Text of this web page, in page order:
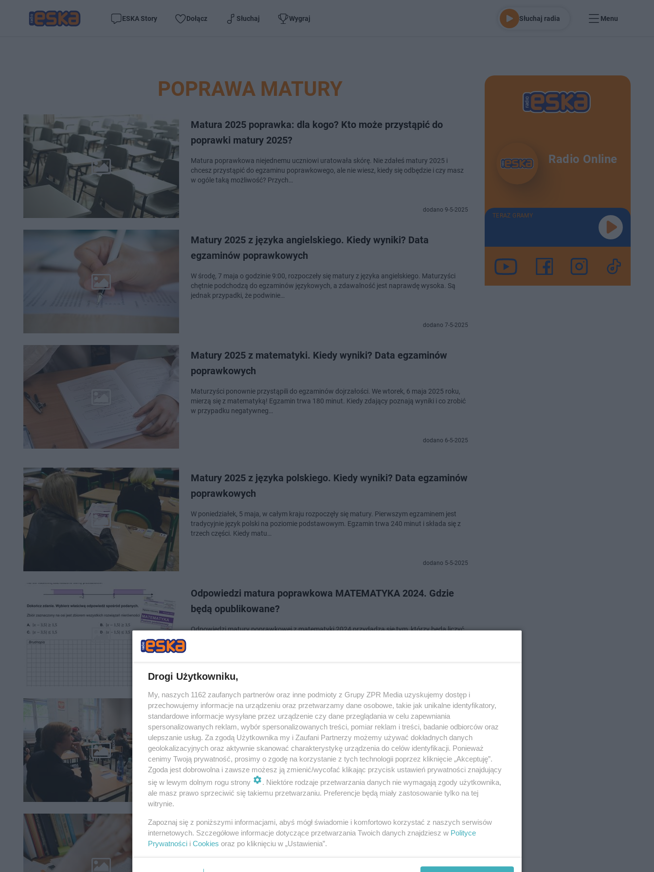
ESKA Story Dołącz Słuchaj Wygraj Słuchaj radia Menu
POPRAWA MATURY
Matura 2025 poprawka: dla kogo? Kto może przystąpić do
poprawki matury 2025?
Matura poprawkowa niejednemu uczniowi uratowała skórę. Nie zdałeś matury 2025 i
chcesz przystąpić do egzaminu poprawkowego, ale nie wiesz, kiedy się odbędzie i czy masz
w ogóle taką możliwość? Przych…
dodano 9-5-2025
Matury 2025 z języka angielskiego. Kiedy wyniki? Data
egzaminów poprawkowych
W środę, 7 maja o godzinie 9:00, rozpoczeły się matury z języka angielskiego. Maturzyści
chętnie podchodzą do egzaminów językowych, a zdawalność jest naprawdę wysoka. Są
jednak przypadki, że podwinie…
dodano 7-5-2025
Matury 2025 z matematyki. Kiedy wyniki? Data egzaminów
poprawkowych
Maturzyści ponownie przystąpili do egzaminów dojrzałości. We wtorek, 6 maja 2025 roku,
mierzą się z matematyką! Egzamin trwa 180 minut. Kiedy zdający poznają wyniki i co zrobić
w przypadku negatywneg…
dodano 6-5-2025
Matury 2025 z języka polskiego. Kiedy wyniki? Data egzaminów
poprawkowych
W poniedziałek, 5 maja, w całym kraju rozpoczęły się matury. Pierwszym egzaminem jest
tradycyjnie język polski na poziomie podstawowym. Egzamin trwa 240 minut i składa się z
trzech części. Kiedy matu…
dodano 5-5-2025
Odpowiedzi matura poprawkowa MATEMATYKA 2024. Gdzie
będą opublikowane?
Odpowiedzi matury poprawkowej z matematyki 2024 przydadzą się tym, którzy będą liczyć
Matura 2024 poprawka: dla kogo? Kto może przystąpić do
poprawki matury 2024?
Poprawka z matury 2024 to coś, co czeka maturzystów, którym nie uda się zdać egzaminu
dojrzałości za pierwszym podejściem. Przed nimi bardzo pracowite wakacje. Nie wszyscy
mogą jednak liczyć na drugą…
dodano 9-7-2024
Matura 2024 poprawka - kiedy jest? Ta data jest zbawieniem
dla uczniów
przygotowań. Nie da się ukryć, że temu wydarzeniu, towarzyszy ogromny stres. Chociaż
Radio Online
TERAZ GRAMY
Drogi Użytkowniku,
My, naszych 1162 zaufanych partnerów oraz inne podmioty z Grupy ZPR Media uzyskujemy dostęp i
przechowujemy informacje na urządzeniu oraz przetwarzamy dane osobowe, takie jak unikalne identyfikatory,
standardowe informacje wysyłane przez urządzenie czy dane przeglądania w celu zapewniania
spersonalizowanych reklam, wybór spersonalizowanych treści, pomiar reklam i treści, badanie odbiorców oraz
ulepszanie usług. Za zgodą Użytkownika my i Zaufani Partnerzy możemy używać dokładnych danych
geolokalizacyjnych oraz aktywnie skanować charakterystykę urządzenia do celów identyfikacji. Ponieważ
cenimy Twoją prywatność, prosimy o zgodę na korzystanie z tych technologii poprzez kliknięcie „Akceptuję”.
Zgoda jest dobrowolna i zawsze możesz ją zmienić/wycofać klikając przycisk ustawień prywatności znajdujący
się w lewym dolnym rogu strony
. Niektóre rodzaje przetwarzania danych nie wymagają zgody użytkownika,
ale masz prawo sprzeciwić się takiemu przetwarzaniu. Preferencje będą miały zastosowanie tylko na tej
witrynie.
Zapoznaj się z poniższymi informacjami, abyś mógł świadomie i komfortowo korzystać z naszych serwisów
internetowych. Szczegółowe informacje dotyczące przetwarzania Twoich danych znajdziesz w Polityce
Prywatności i Cookies oraz po kliknięciu w „Ustawienia”.